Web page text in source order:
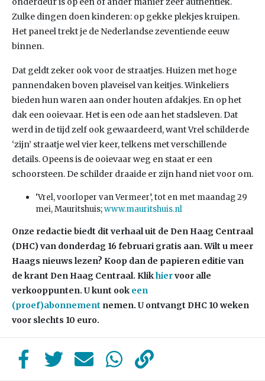
Zulke dingen doen kinderen: op gekke plekjes kruipen.
Het paneel trekt je de Nederlandse zeventiende eeuw
binnen.
Dat geldt zeker ook voor de straatjes. Huizen met hoge
pannendaken boven plaveisel van keitjes. Winkeliers
bieden hun waren aan onder houten afdakjes. En op het
dak een ooievaar. Het is een ode aan het stadsleven. Dat
werd in de tijd zelf ook gewaardeerd, want Vrel schilderde
‘zijn’ straatje wel vier keer, telkens met verschillende
details. Opeens is de ooievaar weg en staat er een
schoorsteen. De schilder draaide er zijn hand niet voor om.
‘Vrel, voorloper van Vermeer’, tot en met maandag 29
mei, Mauritshuis;www.mauritshuis.nl
Onze redactie biedt dit verhaal uit de Den Haag Centraal
(DHC) van donderdag 16 februari gratis aan. Wilt u meer
Haags nieuws lezen? Koop dan de papieren editie van
de krant Den Haag Centraal. Klikhiervoor alle
verkooppunten. U kunt ook een
(proef)abonnement nemen. U ontvangt DHC 10 weken
voor slechts 10 euro.